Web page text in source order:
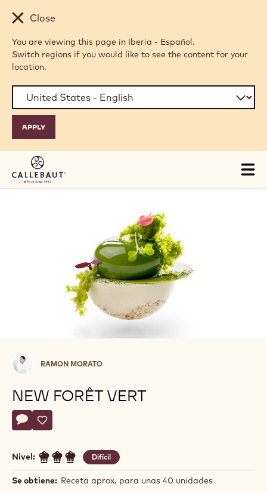
Skip to main content
Close
You are viewing this page in Iberia - Español.
Switch regions if you would like to see the content for your
location.
Ramon
Morato
RAMON MORATO
NEW FORÊT VERT
Actions
Escriba un comentario
- New forêt vert
Guardar
- New forêt vert
Nivel: Difícil
Se obtiene: Receta aprox. para unas 40 unidades